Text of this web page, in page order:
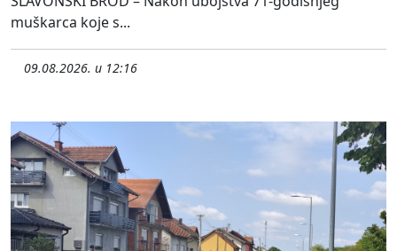
muškarca koje s...
09.08.2026. u 12:16